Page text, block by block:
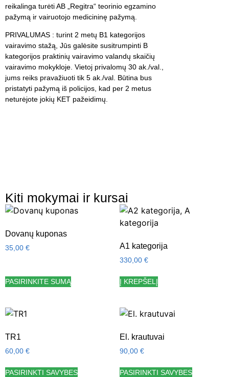
reikalinga turėti AB „Regitra“ teorinio egzamino
pažymą ir vairuotojo medicininę pažymą.
PRIVALUMAS : turint 2 metų B1 kategorijos
vairavimo stažą, Jūs galėsite susitrumpinti B
kategorijos praktinių vairavimo valandų skaičių
vairavimo mokykloje. Vietoj privalomų 30 ak./val.,
jums reiks pravažiuoti tik 5 ak./val. Būtina bus
pristatyti pažymą iš policijos, kad per 2 metus
neturėjote jokių KET pažeidimų.
Kiti mokymai ir kursai
Dovanų kuponas
35,00 €
PASIRINKITE SUMĄ
A1 kategorija
330,00 €
Į KREPŠELĮ
TR1
60,00 €
PASIRINKTI SAVYBES
El. krautuvai
90,00 €
PASIRINKTI SAVYBES